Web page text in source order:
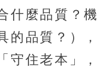
什麼品質？機
的品質？），
守住老本」，